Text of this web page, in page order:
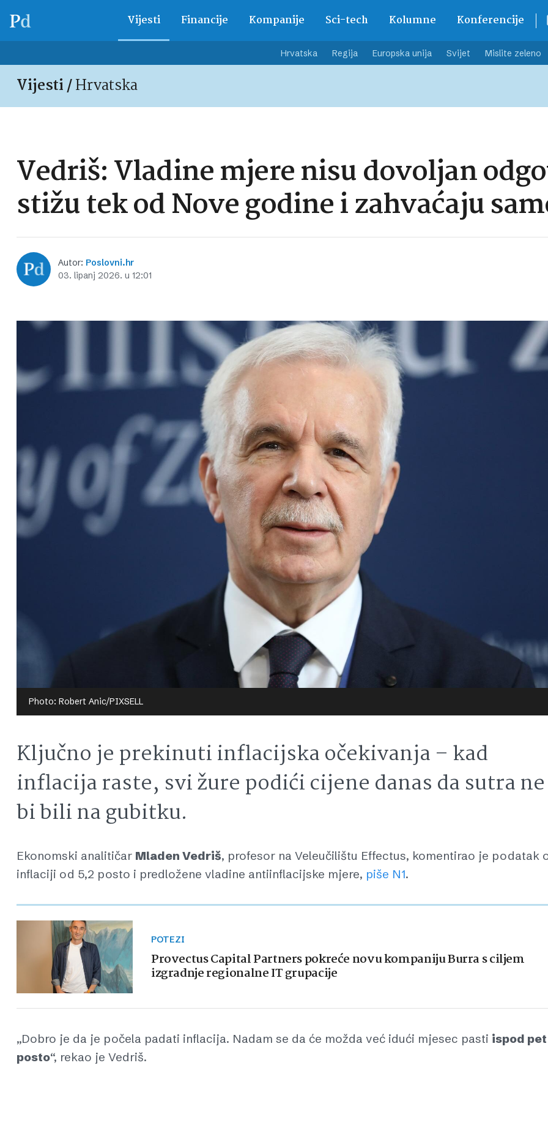
Vijesti Financije Kompanije Sci-tech Kolumne Konferencije
Hrvatska Regija Europska unija Svijet Mislite zeleno
Vijesti /Hrvatska
Vedriš: Vladine mjere nisu dovoljan
stižu tek od Nove godine i zahvaćaju
Autor: Poslovni.hr
03. lipanj 2026. u 12:01
Photo: Robert Anic/PIXSELL
Ključno je prekinuti inflacijska očekivanja – kad
inflacija raste, svi žure podići cijene danas da sutra ne
bi bili na gubitku.
Ekonomski analitičar Mladen Vedriš, profesor na Veleučilištu Effectus, komentirao je podatak
inflaciji od 5,2 posto i predložene vladine antiinflacijske mjere, piše N1.
POTEZI
Provectus Capital Partners pokreće novu kompaniju Burra s ciljem
izgradnje regionalne IT grupacije
„Dobro je da je počela padati inflacija. Nadam se da će možda već idući mjesec pasti ispod pet
posto“, rekao je Vedriš.